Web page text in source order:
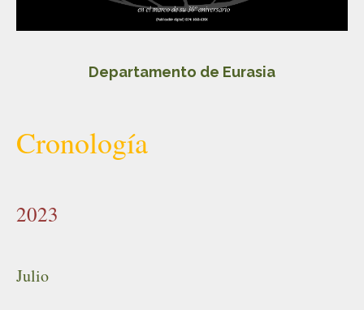
Departamento de Eurasia
Cronología
2023
Julio